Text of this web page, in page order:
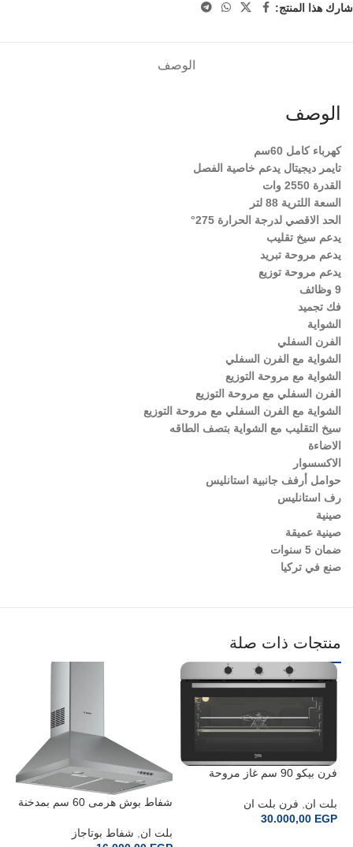
شارك هذا المنتج:
الوصف
الوصف
كهرباء كامل 60سم
تايمر ديجيتال يدعم خاصية الفصل
القدرة 2550 وات
السعة اللترية 88 لتر
الحد الاقصي لدرجة الحرارة 275°
يدعم سيخ تقليب
يدعم مروحة تبريد
يدعم مروحة توزيع
9 وظائف
فك تجميد
الشواية
الفرن السفلي
الشواية مع الفرن السفلي
الشواية مع مروحة التوزيع
الفرن السفلي مع مروحة التوزيع
الشواية مع الفرن السفلي مع مروحة التوزيع
سيخ التقليب مع الشواية بتصف الطاقه
الاضاءة
الاكسسوار
حوامل أرفف جانبية استانليس
رف استانليس
صينية
صينية عميقة
ضمان 5 سنوات
صنع في تركيا
منتجات ذات صلة
فرن بيكو 90 سم غاز مروحة
بلت ان, فرن بلت ان
30.000,00 EGP
شفاط بوش هرمى 60 سم بمدخنة
بلت ان
شفاط بوتاجاز